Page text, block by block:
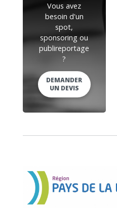
Vous avez
besoin d'un
spot,
sponsoring ou
publireportage
?
DEMANDER
UN DEVIS